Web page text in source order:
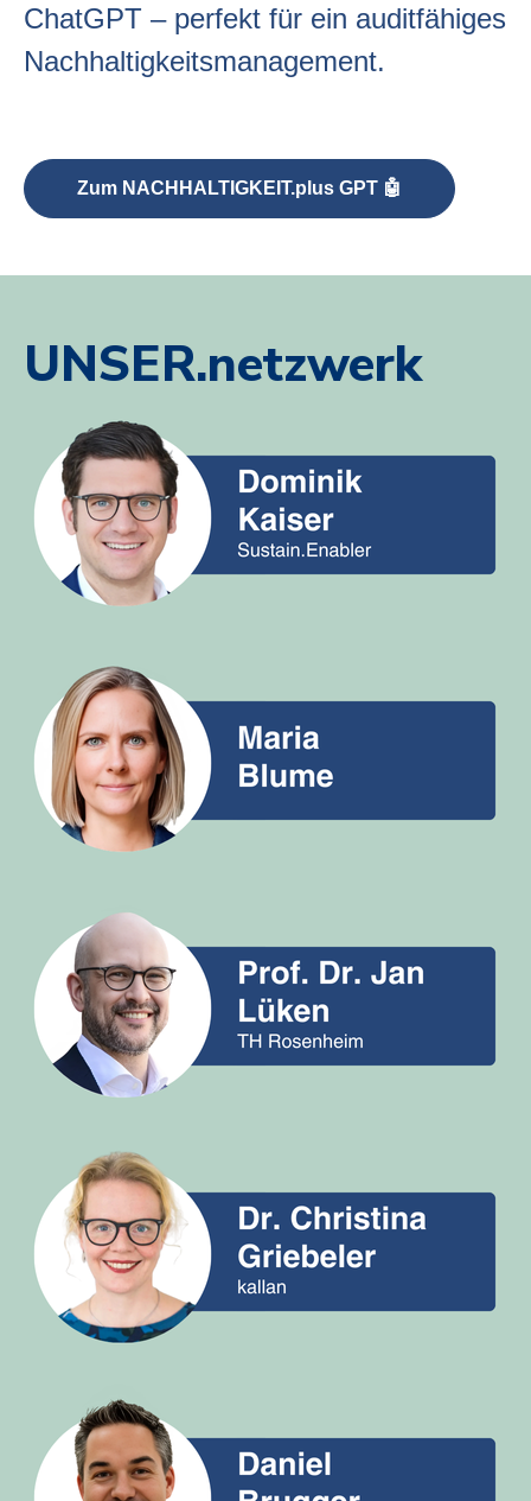
ChatGPT – perfekt für ein auditfähiges
Nachhaltigkeitsmanagement.
Zum NACHHALTIGKEIT.plus GPT 🤖
UNSER.netzwerk